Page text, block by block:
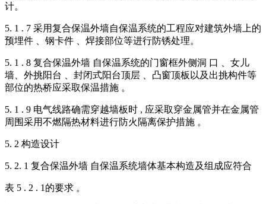
计。
5. 1 . 7 采用复合保温外墙自保温系统的工程应对建筑外墙上的
预埋件 、钢卡件 、焊接部位等进行防锈处理。
5. 1 . 8 复合保温外墙 自保温系统的门窗框外侧洞 口 、女儿
墙、外挑阳台 、封闭式阳台顶层 、凸窗顶板以及出挑构件等
部位的热桥应采取保温措施 。
5. 1 . 9 电气线路确需穿越墙板时 , 应采取穿金属管并在金属管
周围采用不燃隔热材料进行防火隔离保护措施 。
5. 2 构造设计
5. 2. 1 复合保温外墙 自保温系统墙体基本构造及组成应符合
表 5 . 2 . 1的要求 。